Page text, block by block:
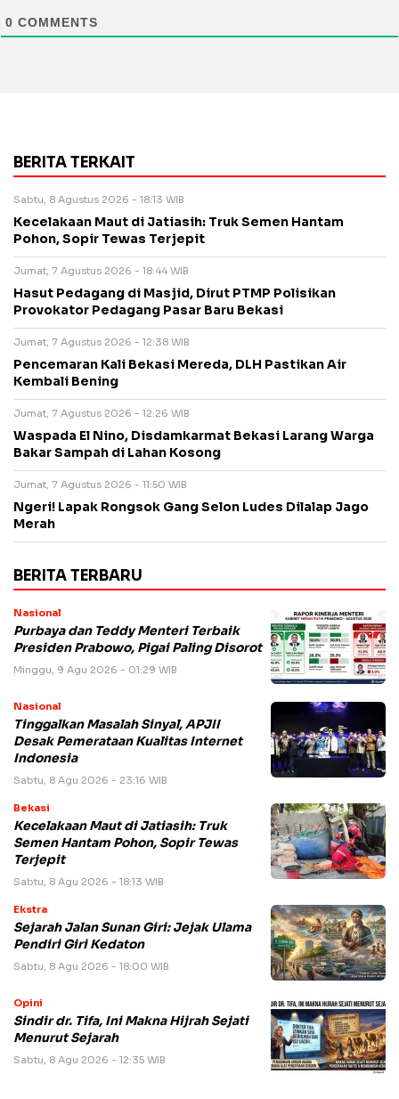
0 COMMENTS
BERITA TERKAIT
Sabtu, 8 Agustus 2026 - 18:13 WIB
Kecelakaan Maut di Jatiasih: Truk Semen Hantam
Pohon, Sopir Tewas Terjepit
Jumat, 7 Agustus 2026 - 18:44 WIB
Hasut Pedagang di Masjid, Dirut PTMP Polisikan
Provokator Pedagang Pasar Baru Bekasi
Jumat, 7 Agustus 2026 - 12:38 WIB
Pencemaran Kali Bekasi Mereda, DLH Pastikan Air
Kembali Bening
Jumat, 7 Agustus 2026 - 12:26 WIB
Waspada El Nino, Disdamkarmat Bekasi Larang Warga
Bakar Sampah di Lahan Kosong
Jumat, 7 Agustus 2026 - 11:50 WIB
Ngeri! Lapak Rongsok Gang Selon Ludes Dilalap Jago
Merah
BERITA TERBARU
Nasional
Purbaya dan Teddy Menteri Terbaik
Presiden Prabowo, Pigai Paling Disorot
Minggu, 9 Agu 2026 - 01:29 WIB
Nasional
Tinggalkan Masalah Sinyal, APJII
Desak Pemerataan Kualitas Internet
Indonesia
Sabtu, 8 Agu 2026 - 23:16 WIB
Bekasi
Kecelakaan Maut di Jatiasih: Truk
Semen Hantam Pohon, Sopir Tewas
Terjepit
Sabtu, 8 Agu 2026 - 18:13 WIB
Ekstra
Sejarah Jalan Sunan Giri: Jejak Ulama
Pendiri Giri Kedaton
Sabtu, 8 Agu 2026 - 18:00 WIB
Opini
Sindir dr. Tifa, Ini Makna Hijrah Sejati
Menurut Sejarah
Sabtu, 8 Agu 2026 - 12:35 WIB